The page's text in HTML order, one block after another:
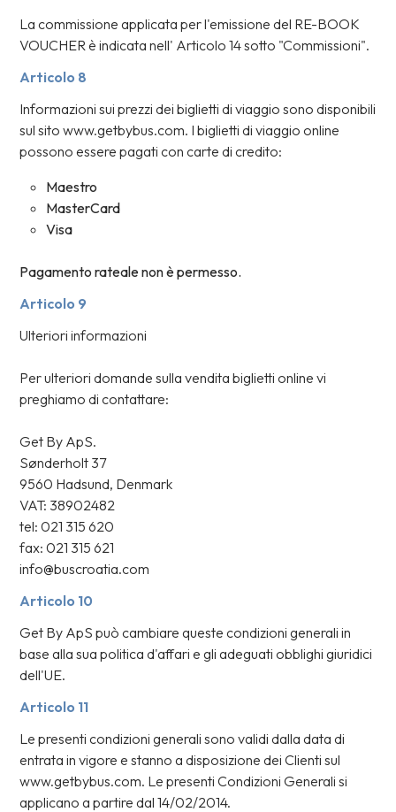
La commissione applicata per l'emissione del RE-BOOK
VOUCHER è indicata nell' Articolo 14 sotto "Commissioni".
Articolo 8
Informazioni sui prezzi dei biglietti di viaggio sono disponibili
sul sito www.getbybus.com. I biglietti di viaggio online
possono essere pagati con carte di credito:
Maestro
MasterCard
Visa
Pagamento rateale non è permesso.
Articolo 9
Ulteriori informazioni
Per ulteriori domande sulla vendita biglietti online vi
preghiamo di contattare:
Get By ApS.
Sønderholt 37
9560 Hadsund, Denmark
VAT: 38902482
tel: 021 315 620
fax: 021 315 621
info@buscroatia.com
Articolo 10
Get By ApS può cambiare queste condizioni generali in
base alla sua politica d'affari e gli adeguati obblighi giuridici
dell'UE.
Articolo 11
Le presenti condizioni generali sono validi dalla data di
entrata in vigore e stanno a disposizione dei Clienti sul
www.getbybus.com. Le presenti Condizioni Generali si
applicano a partire dal 14/02/2014.